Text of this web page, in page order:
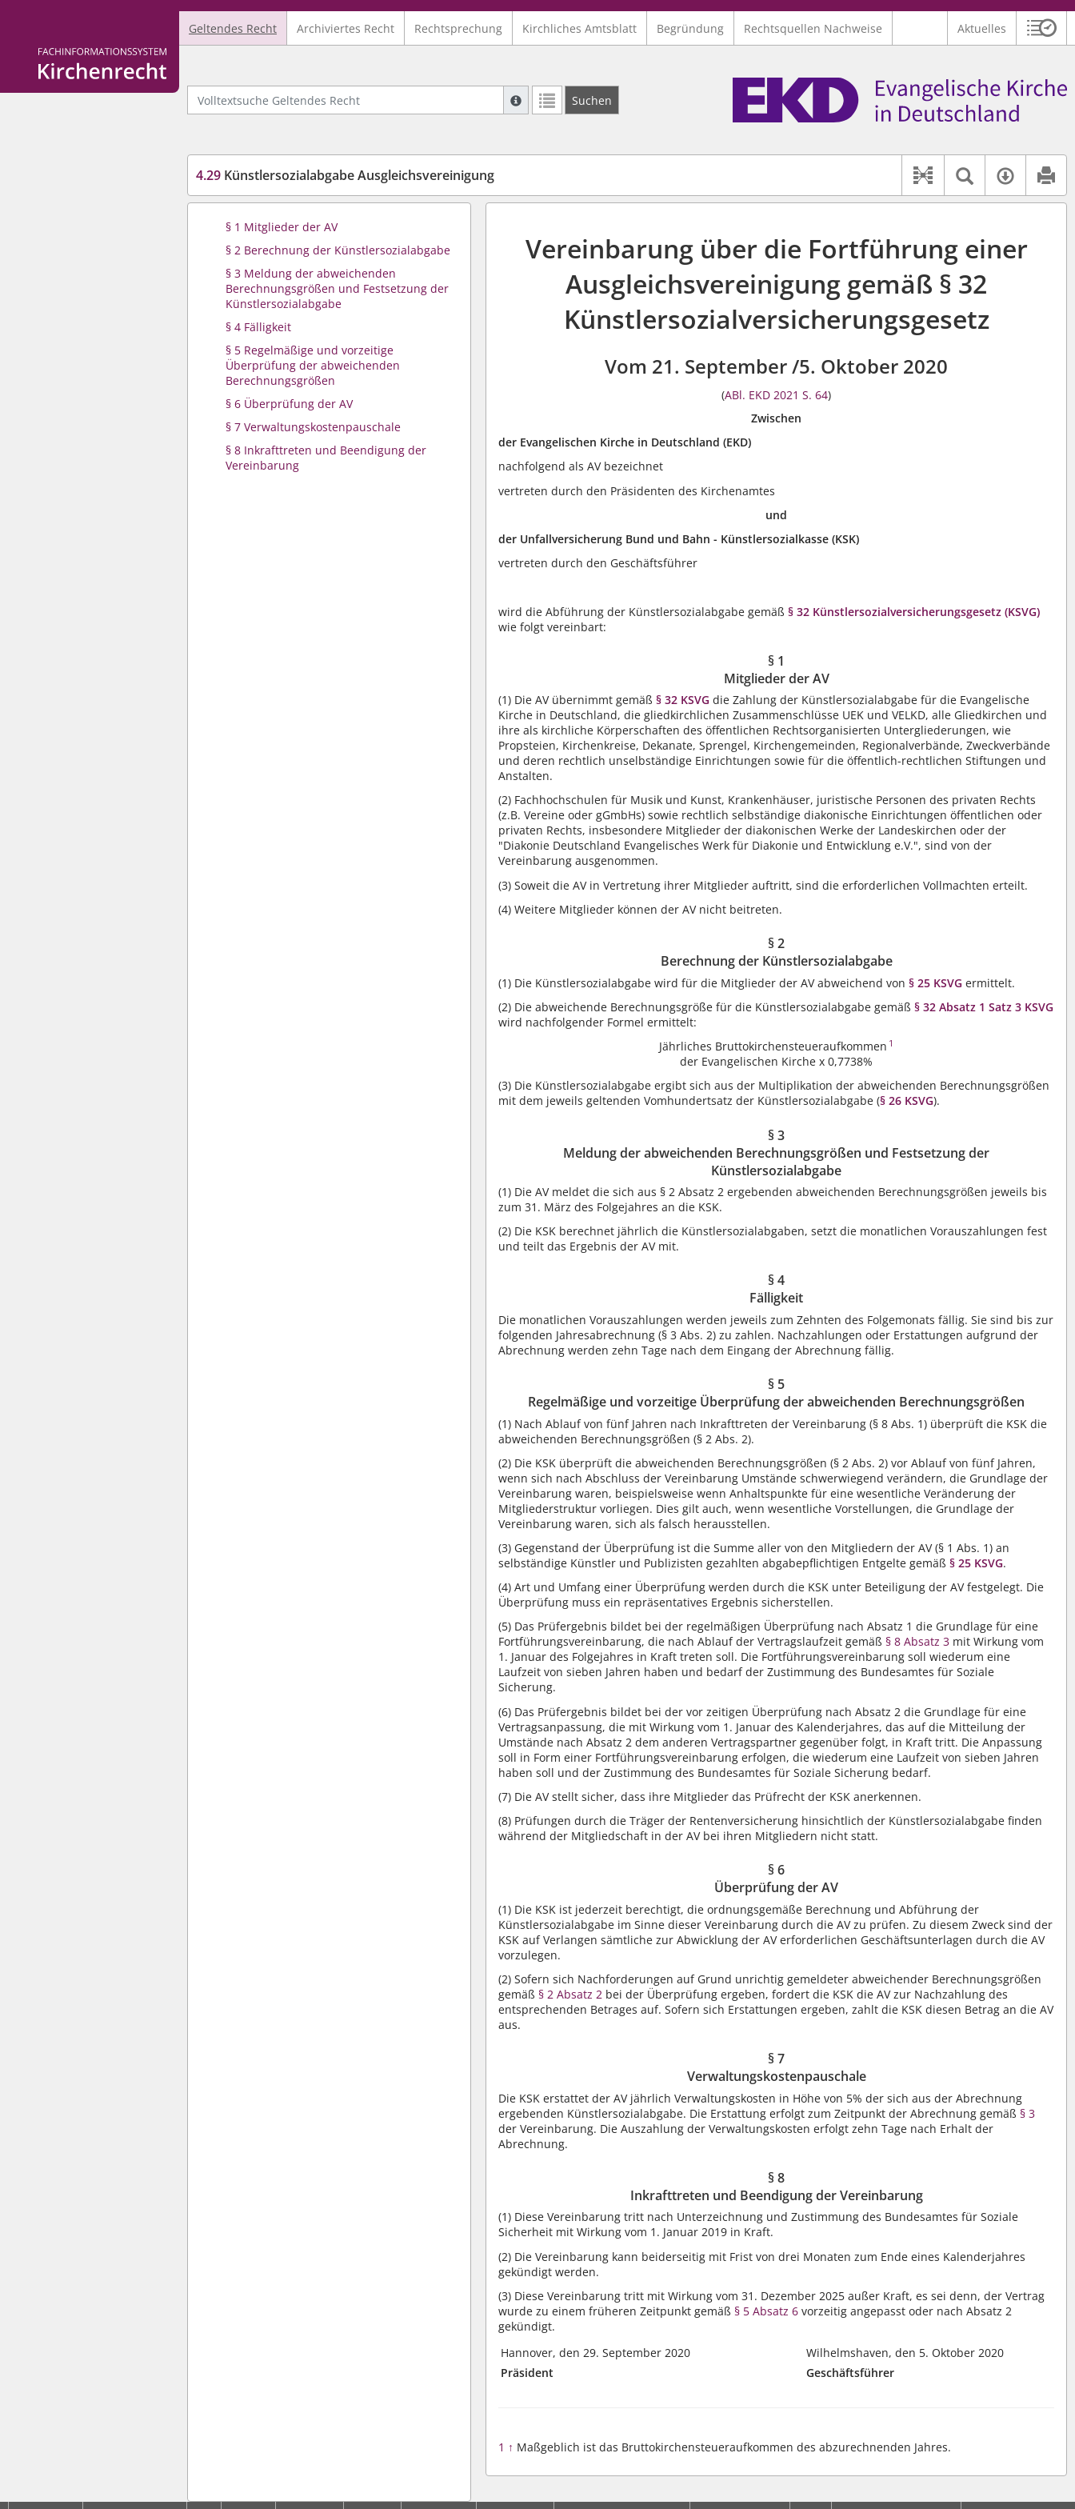
Logo Fachinformationssystem Kirchenrecht
Geltendes Recht Archiviertes Recht Rechtsprechung Kirchliches Amtsblatt Begründung Rechtsquellen Nachweise Aktuelles
Volltextsuche Geltendes Recht
Suche mit Platzhalter "*", Bsp. Pfarrer*, findet auch: "Pfarrerinitiative" oder "Pfarrerausschuss".
Weitere Suchoperatoren finden Sie in unserer Hilfe.
Suchen
4.29 Künstlersozialabgabe Ausgleichsvereinigung
Dokument-
Textsuche
§ 1 Mitglieder der AV
§ 2 Berechnung der Künstlersozialabgabe
§ 3 Meldung der abweichenden
Berechnungsgrößen und Festsetzung der
Künstlersozialabgabe
§ 4 Fälligkeit
§ 5 Regelmäßige und vorzeitige
Überprüfung der abweichenden
Berechnungsgrößen
§ 6 Überprüfung der AV
§ 7 Verwaltungskostenpauschale
§ 8 Inkrafttreten und Beendigung der
Vereinbarung
Vereinbarung über die Fortführung einer
Ausgleichsvereinigung gemäß § 32
Künstlersozialversicherungsgesetz
Vom 21. September /5. Oktober 2020
(ABl. EKD 2021 S. 64)
Zwischen
der Evangelischen Kirche in Deutschland (EKD)
nachfolgend als AV bezeichnet
vertreten durch den Präsidenten des Kirchenamtes
und
der Unfallversicherung Bund und Bahn - Künstlersozialkasse (KSK)
vertreten durch den Geschäftsführer
wird die Abführung der Künstlersozialabgabe gemäß§ 32 Künstlersozialversicherungsgesetz (KSVG)
wie folgt vereinbart:
§ 1
Mitglieder der AV
(1) Die AV übernimmt gemäß§ 32 KSVG die Zahlung der Künstlersozialabgabe für die Evangelische
Kirche in Deutschland, die gliedkirchlichen Zusammenschlüsse UEK und VELKD, alle Gliedkirchen und
ihre als kirchliche Körperschaften des öffentlichen Rechtsorganisierten Untergliederungen, wie
Propsteien, Kirchenkreise, Dekanate, Sprengel, Kirchengemeinden, Regionalverbände, Zweckverbände
und deren rechtlich unselbständige Einrichtungen sowie für die öffentlich-rechtlichen Stiftungen und
Anstalten.
(2) Fachhochschulen für Musik und Kunst, Krankenhäuser, juristische Personen des privaten Rechts
(z.B. Vereine oder gGmbHs) sowie rechtlich selbständige diakonische Einrichtungen öffentlichen oder
privaten Rechts, insbesondere Mitglieder der diakonischen Werke der Landeskirchen oder der
"Diakonie Deutschland Evangelisches Werk für Diakonie und Entwicklung e.V.", sind von der
Vereinbarung ausgenommen.
(3) Soweit die AV in Vertretung ihrer Mitglieder auftritt, sind die erforderlichen Vollmachten erteilt.
(4) Weitere Mitglieder können der AV nicht beitreten.
§ 2
Berechnung der Künstlersozialabgabe
(1) Die Künstlersozialabgabe wird für die Mitglieder der AV abweichend von§ 25 KSVG ermittelt.
(2) Die abweichende Berechnungsgröße für die Künstlersozialabgabe gemäß§ 32 Absatz 1 Satz 3 KSVG
wird nachfolgender Formel ermittelt:
Jährliches Bruttokirchensteueraufkommen 1
der Evangelischen Kirche x 0,7738%
(3) Die Künstlersozialabgabe ergibt sich aus der Multiplikation der abweichenden Berechnungsgrößen
mit dem jeweils geltenden Vomhundertsatz der Künstlersozialabgabe (§ 26 KSVG).
§ 3
Meldung der abweichenden Berechnungsgrößen und Festsetzung der
Künstlersozialabgabe
(1) Die AV meldet die sich aus § 2 Absatz 2 ergebenden abweichenden Berechnungsgrößen jeweils bis
zum 31. März des Folgejahres an die KSK.
(2) Die KSK berechnet jährlich die Künstlersozialabgaben, setzt die monatlichen Vorauszahlungen fest
und teilt das Ergebnis der AV mit.
§ 4
Fälligkeit
Die monatlichen Vorauszahlungen werden jeweils zum Zehnten des Folgemonats fällig. Sie sind bis zur
folgenden Jahresabrechnung (§ 3 Abs. 2) zu zahlen. Nachzahlungen oder Erstattungen aufgrund der
Abrechnung werden zehn Tage nach dem Eingang der Abrechnung fällig.
§ 5
Regelmäßige und vorzeitige Überprüfung der abweichenden Berechnungsgrößen
(1) Nach Ablauf von fünf Jahren nach Inkrafttreten der Vereinbarung (§ 8 Abs. 1) überprüft die KSK die
abweichenden Berechnungsgrößen (§ 2 Abs. 2).
(2) Die KSK überprüft die abweichenden Berechnungsgrößen (§ 2 Abs. 2) vor Ablauf von fünf Jahren,
wenn sich nach Abschluss der Vereinbarung Umstände schwerwiegend verändern, die Grundlage der
Vereinbarung waren, beispielsweise wenn Anhaltspunkte für eine wesentliche Veränderung der
Mitgliederstruktur vorliegen. Dies gilt auch, wenn wesentliche Vorstellungen, die Grundlage der
Vereinbarung waren, sich als falsch herausstellen.
(3) Gegenstand der Überprüfung ist die Summe aller von den Mitgliedern der AV (§ 1 Abs. 1) an
selbständige Künstler und Publizisten gezahlten abgabepflichtigen Entgelte gemäß§ 25 KSVG.
(4) Art und Umfang einer Überprüfung werden durch die KSK unter Beteiligung der AV festgelegt. Die
Überprüfung muss ein repräsentatives Ergebnis sicherstellen.
(5) Das Prüfergebnis bildet bei der regelmäßigen Überprüfung nach Absatz 1 die Grundlage für eine
Fortführungsvereinbarung, die nach Ablauf der Vertragslaufzeit gemäß § 8 Absatz 3 mit Wirkung vom
1. Januar des Folgejahres in Kraft treten soll. Die Fortführungsvereinbarung soll wiederum eine
Laufzeit von sieben Jahren haben und bedarf der Zustimmung des Bundesamtes für Soziale
Sicherung.
(6) Das Prüfergebnis bildet bei der vor zeitigen Überprüfung nach Absatz 2 die Grundlage für eine
Vertragsanpassung, die mit Wirkung vom 1. Januar des Kalenderjahres, das auf die Mitteilung der
Umstände nach Absatz 2 dem anderen Vertragspartner gegenüber folgt, in Kraft tritt. Die Anpassung
soll in Form einer Fortführungsvereinbarung erfolgen, die wiederum eine Laufzeit von sieben Jahren
haben soll und der Zustimmung des Bundesamtes für Soziale Sicherung bedarf.
(7) Die AV stellt sicher, dass ihre Mitglieder das Prüfrecht der KSK anerkennen.
(8) Prüfungen durch die Träger der Rentenversicherung hinsichtlich der Künstlersozialabgabe finden
während der Mitgliedschaft in der AV bei ihren Mitgliedern nicht statt.
§ 6
Überprüfung der AV
(1) Die KSK ist jederzeit berechtigt, die ordnungsgemäße Berechnung und Abführung der
Künstlersozialabgabe im Sinne dieser Vereinbarung durch die AV zu prüfen. Zu diesem Zweck sind der
KSK auf Verlangen sämtliche zur Abwicklung der AV erforderlichen Geschäftsunterlagen durch die AV
vorzulegen.
(2) Sofern sich Nachforderungen auf Grund unrichtig gemeldeter abweichender Berechnungsgrößen
gemäß § 2 Absatz 2 bei der Überprüfung ergeben, fordert die KSK die AV zur Nachzahlung des
entsprechenden Betrages auf. Sofern sich Erstattungen ergeben, zahlt die KSK diesen Betrag an die AV
aus.
§ 7
Verwaltungskostenpauschale
Die KSK erstattet der AV jährlich Verwaltungskosten in Höhe von 5% der sich aus der Abrechnung
ergebenden Künstlersozialabgabe. Die Erstattung erfolgt zum Zeitpunkt der Abrechnung gemäß § 3
der Vereinbarung. Die Auszahlung der Verwaltungskosten erfolgt zehn Tage nach Erhalt der
Abrechnung.
§ 8
Inkrafttreten und Beendigung der Vereinbarung
(1) Diese Vereinbarung tritt nach Unterzeichnung und Zustimmung des Bundesamtes für Soziale
Sicherheit mit Wirkung vom 1. Januar 2019 in Kraft.
(2) Die Vereinbarung kann beiderseitig mit Frist von drei Monaten zum Ende eines Kalenderjahres
gekündigt werden.
(3) Diese Vereinbarung tritt mit Wirkung vom 31. Dezember 2025 außer Kraft, es sei denn, der Vertrag
wurde zu einem früheren Zeitpunkt gemäß § 5 Absatz 6 vorzeitig angepasst oder nach Absatz 2
gekündigt.
Hannover, den 29. September 2020
Wilhelmshaven, den 5. Oktober 2020
Präsident
Geschäftsführer
1 ↑ Maßgeblich ist das Bruttokirchensteueraufkommen des abzurechnenden Jahres.